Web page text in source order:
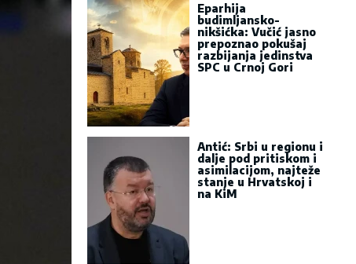
Eparhija
budimljansko-
nikšićka: Vučić jasno
prepoznao pokušaj
razbijanja jedinstva
SPC u Crnoj Gori
Antić: Srbi u regionu i
dalje pod pritiskom i
asimilacijom, najteže
stanje u Hrvatskoj i
na KiM